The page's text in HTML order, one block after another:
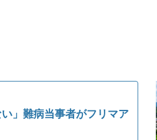
」難病当事者がフリマア